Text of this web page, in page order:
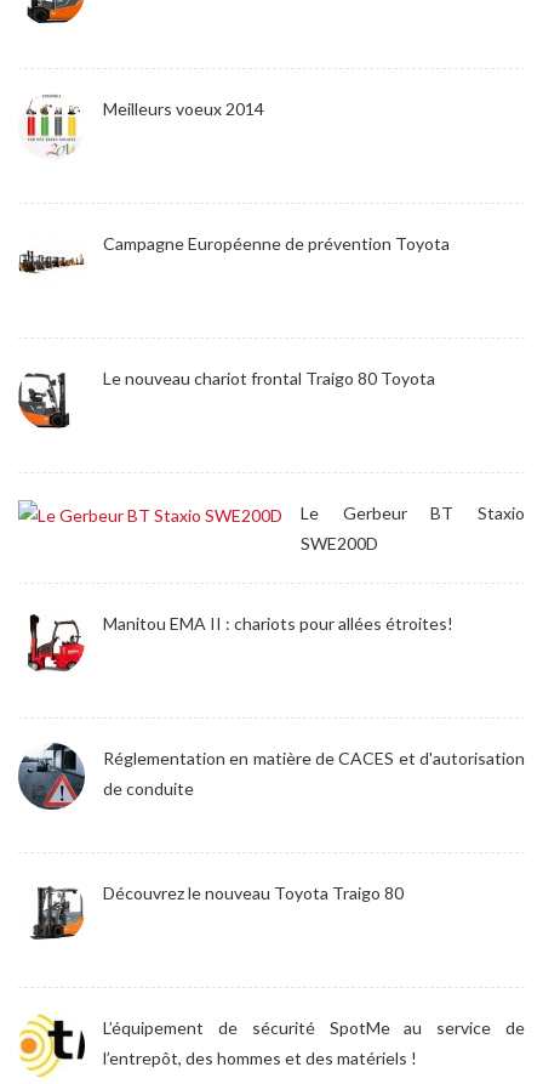
Meilleurs voeux 2014
Campagne Européenne de prévention Toyota
Le nouveau chariot frontal Traigo 80 Toyota
Le Gerbeur BT Staxio
SWE200D
Manitou EMA II : chariots pour allées étroites!
Réglementation en matière de CACES et d'autorisation
de conduite
Découvrez le nouveau Toyota Traigo 80
L’équipement de sécurité SpotMe au service de
l’entrepôt, des hommes et des matériels !